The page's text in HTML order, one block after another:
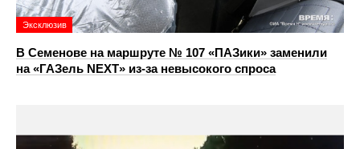
Эксклюзив
В Семенове на маршруте № 107 «ПАЗики» заменили
на «ГАЗель NEXT» из‑за невысокого спроса